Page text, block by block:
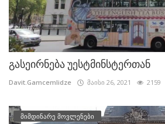
გასეირნება უესტმინსტერთან
Davit.Gamcemlidze მაისი 26, 2021 2159
მიმდინარე მოვლენები